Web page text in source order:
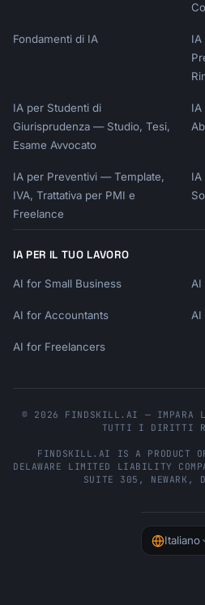
Fondamenti di IA
IA per Studenti di
Giurisprudenza — Studio, Tesi,
Esame Avvocato
IA per Preventivi — Template,
IVA, Trattativa per PMI e
Freelance
IA PER IL TUO LAVORO
AI for Small Business AI
AI for Accountants AI
AI for Freelancers
© 2026 FINDSKILL.AI — IMPARA
TUTTI I DIRITTI
FINDSKILL.AI IS A PRODUCT
DELAWARE LIMITED LIABILITY
SUITE 305 , NEWARK ,
Italiano